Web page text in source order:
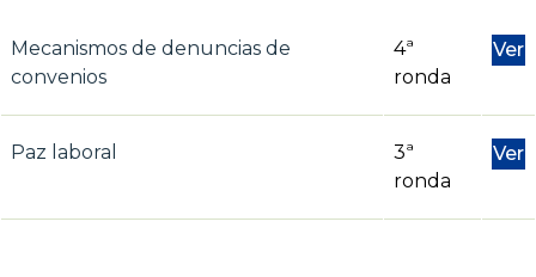
Mecanismos de denuncias de
convenios
4ª
ronda
Ver
Paz laboral
3ª
ronda
Ver